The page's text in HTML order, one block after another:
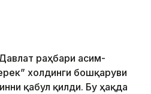
раҳбари Қасим-
холдинги бошқаруви
қабул қилди. Бу ҳақда